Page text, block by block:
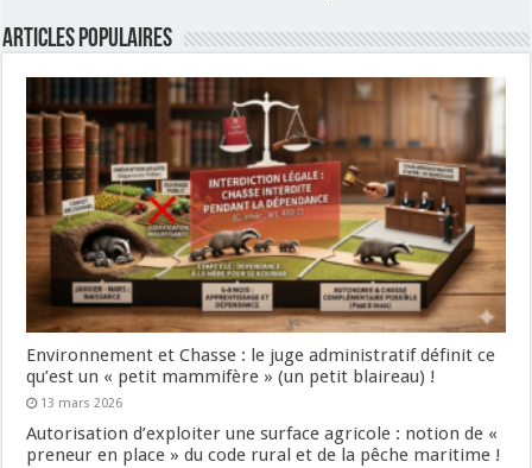
Articles populaires
Environnement et Chasse : le juge administratif définit ce
qu’est un « petit mammifère » (un petit blaireau) !
13 mars 2026
Autorisation d’exploiter une surface agricole : notion de «
preneur en place » du code rural et de la pêche maritime !